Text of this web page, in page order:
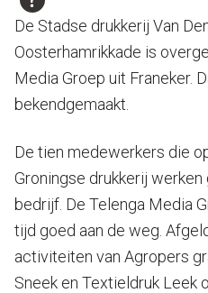
De Stadse drukkerij Van
Oosterhamrikkade is
Media Groep uit Franeker.
bekendgemaakt.
De tien medewerkers die
Groningse drukkerij
bedrijf. De Telenga Media
tijd goed aan de weg.
activiteiten van Agropers
Sneek en Textieldruk Leek